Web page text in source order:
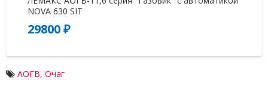
NOVA 630 SIT
29800 ₽
АОГВ, Очаг